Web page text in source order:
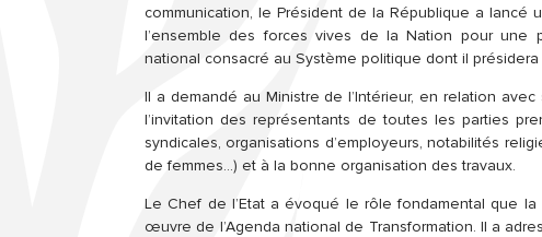
communication, le Président de la République a
l’ensemble des forces vives de la Nation pour une
national consacré au Système politique dont il
Il a demandé au Ministre de l’Intérieur, en relation
l’invitation des représentants de toutes les parties
syndicales, organisations d’employeurs, notabilités
de femmes…) et à la bonne organisation des travaux.
Le Chef de l’Etat a évoqué le rôle fondamental que
œuvre de l’Agenda national de Transformation. Il a